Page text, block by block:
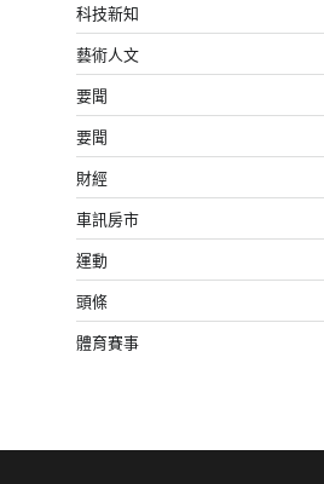
科技新知
藝術人文
要聞
要聞
財經
車訊房市
運動
頭條
體育賽事